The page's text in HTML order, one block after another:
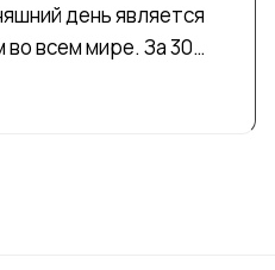
день является
всем мире. За 30
с 50 сотрудников до